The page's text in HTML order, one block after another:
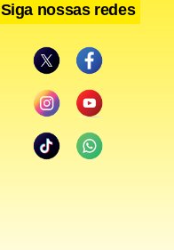
Siga nossas redes